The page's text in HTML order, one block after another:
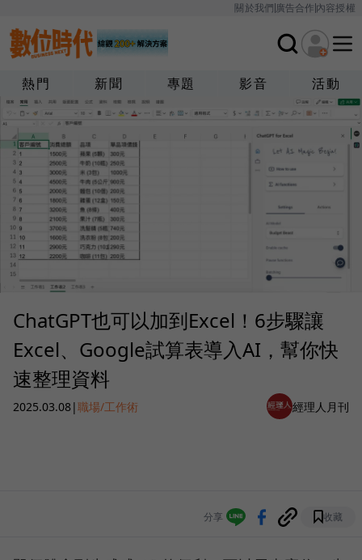
關於我們廣告合作內容授權
熱門 新聞 專題 影音 活動
ChatGPT也可以加到Excel！6步驟讓
Excel、Google試算表導入AI，幫你快
速整理資料
2025.03.08|職場/工作術 經理人月刊
分享 收藏